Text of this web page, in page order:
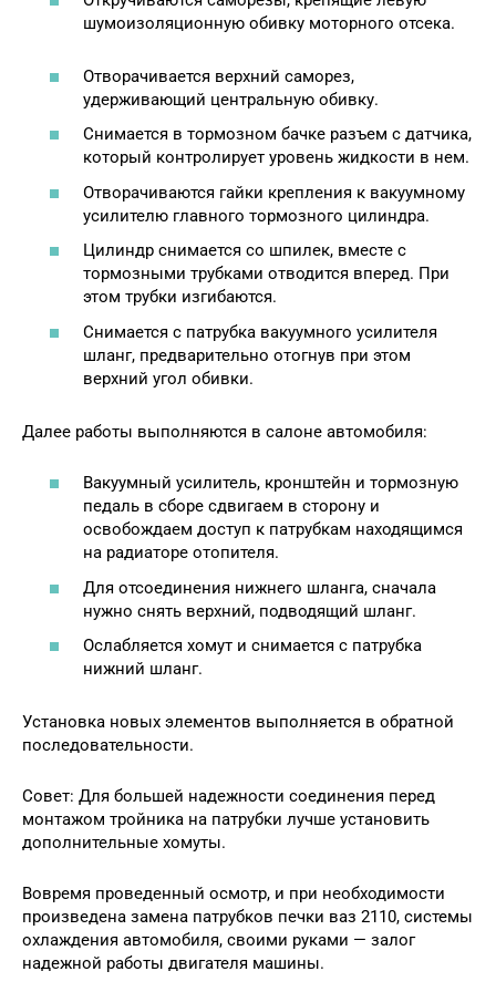
шумоизоляционную обивку моторного отсека.
Отворачивается верхний саморез,
удерживающий центральную обивку.
Снимается в тормозном бачке разъем с датчика,
который контролирует уровень жидкости в нем.
Отворачиваются гайки крепления к вакуумному
усилителю главного тормозного цилиндра.
Цилиндр снимается со шпилек, вместе с
тормозными трубками отводится вперед. При
этом трубки изгибаются.
Снимается с патрубка вакуумного усилителя
шланг, предварительно отогнув при этом
верхний угол обивки.
Далее работы выполняются в салоне автомобиля:
Вакуумный усилитель, кронштейн и тормозную
педаль в сборе сдвигаем в сторону и
освобождаем доступ к патрубкам находящимся
на радиаторе отопителя.
Для отсоединения нижнего шланга, сначала
нужно снять верхний, подводящий шланг.
Ослабляется хомут и снимается с патрубка
нижний шланг.
Установка новых элементов выполняется в обратной
последовательности.
Совет: Для большей надежности соединения перед
монтажом тройника на патрубки лучше установить
дополнительные хомуты.
Вовремя проведенный осмотр, и при необходимости
произведена замена патрубков печки ваз 2110, системы
охлаждения автомобиля, своими руками — залог
надежной работы двигателя машины.